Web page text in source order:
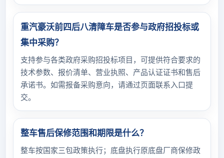
重汽豪沃前四后八清障车是否参与政府招投标或
集中采购？
支持参与各类政府采购招投标项目，可提供符合要求的
技术参数、报价清单、营业执照、产品认证证书和售后
承诺书。如需报备采购意向，请通过页面联系入口提
交。
整车售后保修范围和期限是什么？
整车按国家三包政策执行；底盘执行原底盘厂商保修政